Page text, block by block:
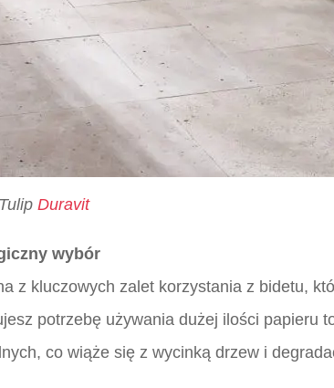
Duravit
wybór
z kluczowych zalet korzystania z bidetu,
potrzebę używania dużej ilości papieru
co wiąże się z wycinką drzew i